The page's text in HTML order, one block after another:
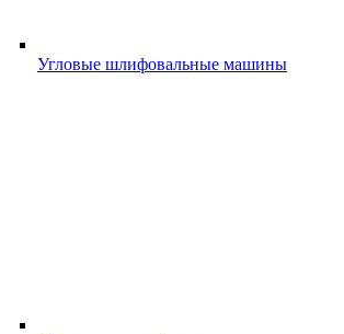
Угловые шлифовальные машины